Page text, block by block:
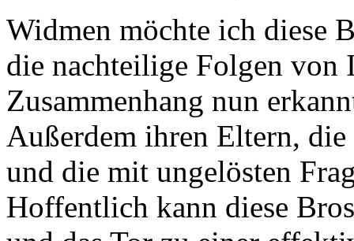
Widmen möchte ich diese
die nachteilige Folgen von
Zusammenhang nun
Außerdem ihren Eltern,
und die mit ungelösten
Hoffentlich kann diese